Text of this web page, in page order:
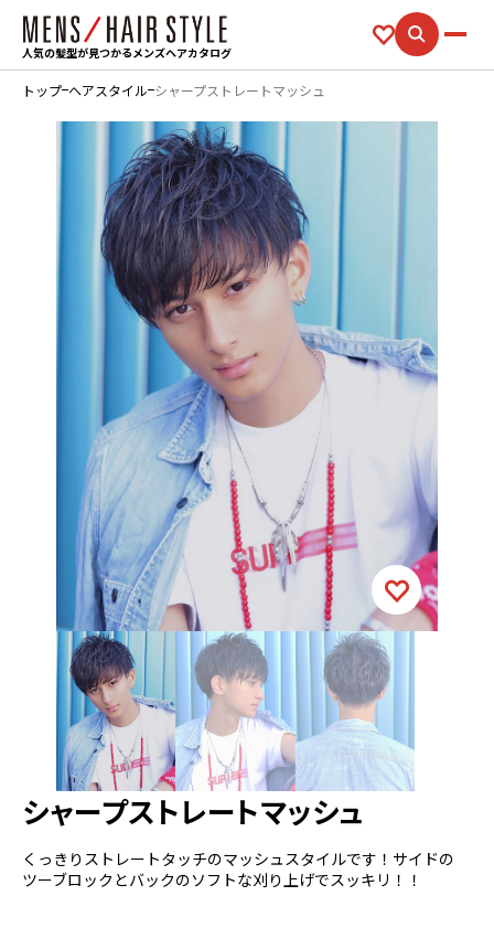
人気の髪型が見つかるメンズヘアカタログ
トップ ヘアスタイル シャープストレートマッシュ
シャープストレートマッシュ
くっきりストレートタッチのマッシュスタイルです！サイドの
ツーブロックとバックのソフトな刈り上げでスッキリ！！